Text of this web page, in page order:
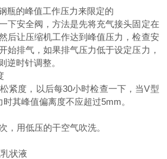
瓶的峰值工作压力来限定的
下安全阀，方法是先将充气接头固定在
后让压缩机工作达到峰值压力，检查安
始排气，如果排气压力低于设定压力，
逆时针调整。
紧度，以后每30小时检查一下，当V型
其峰值偏离度不应超过5mm。
，用低压的干空气吹洗。
状液